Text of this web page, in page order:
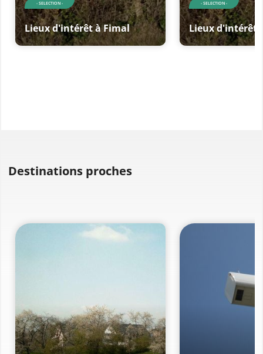
- SELECTION -
Lieux d'intérêt à Fimal
- SELECTION -
Lieux d'intérêt
Destinations proches